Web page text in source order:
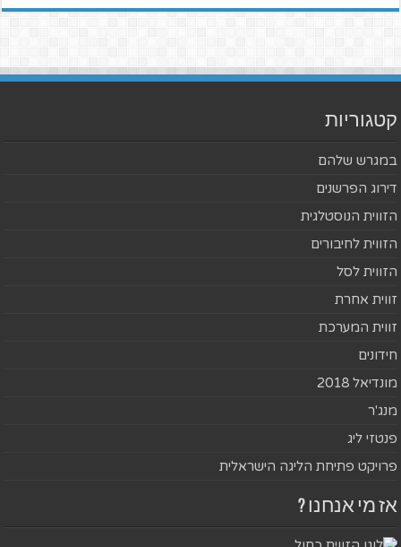
קטגוריות
במגרש שלהם
דירוג הפרשנים
הזווית הנוסטלגית
הזווית לחיבורים
הזווית לסל
זווית אחרת
זווית המערכת
חידונים
מונדיאל 2018
מנג'ר
פנטזי ליג
פרויקט פתיחת הליגה הישראלית
אז מי אנחנו ?